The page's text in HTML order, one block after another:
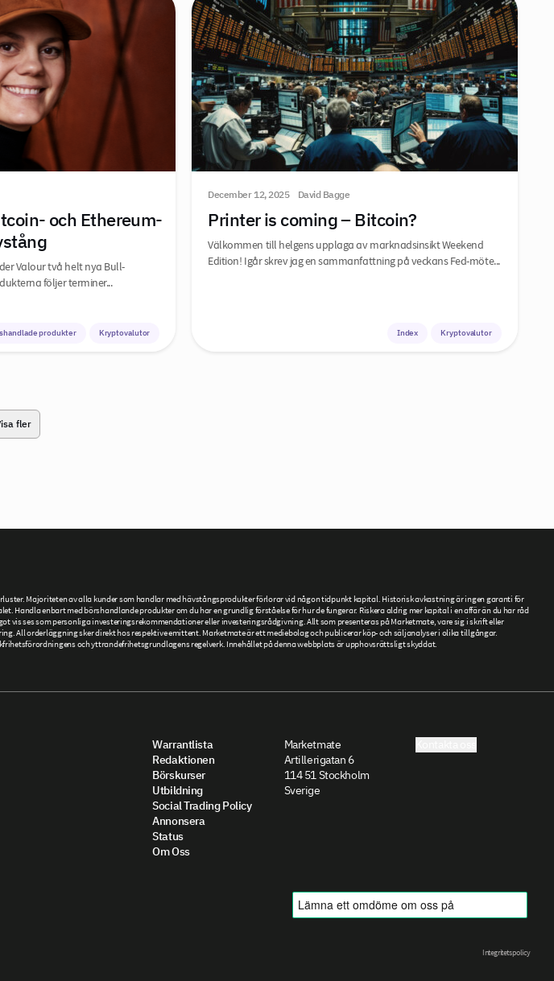
och Ethereum-
Valour två helt nya Bull-
följer terminer...
produkter Kryptovalutor
December 12, 2025 David Bagge
Printer is coming – Bitcoin?
Välkommen till helgens upplaga av marknadsinsikt Weekend
Edition! Igår skrev jag en sammanfattning på veckans Fed-möte...
Index Kryptovalutor
fler
Majoriteten av alla kunder som handlar med hävstångsprodukter förlorar vid någon tidpunkt kapital. Historisk avkastning är ingen garanti för
enbart med börshandlande produkter om du har en grundlig förståelse för hur de fungerar. Riskera aldrig mer kapital i en affär än du har råd
ses som personliga investeringsrekommendationer eller investeringsrådgivning. Allt som presenteras på Marketmate, vare sig i skrift eller
All orderläggning sker direkt hos respektive emittent. Marketmate är ett mediebolag och publicerar köp- och säljanalyser i olika tillgångar.
och yttrandefrihetsgrundlagens regelverk. Innehållet på denna webbplats är upphovsrättsligt skyddat.
Warrantlista
Redaktionen
Börskurser
Utbildning
Social Trading Policy
Annonsera
Status
Om Oss
Marketmate
Artillerigatan 6
114 51 Stockholm
Sverige
Integritetspolicy